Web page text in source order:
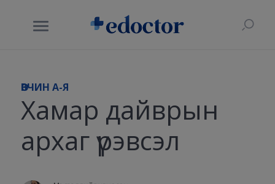
ӨВЧИН A-Я
Хамар дайврын
архаг үрэвсэл